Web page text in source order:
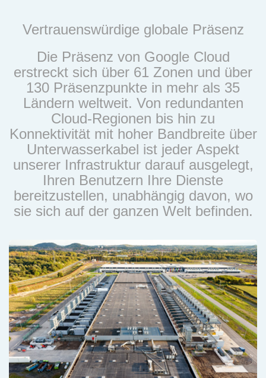
Vertrauenswürdige globale Präsenz
Die Präsenz von Google Cloud
erstreckt sich über 61 Zonen und über
130 Präsenzpunkte in mehr als 35
Ländern weltweit. Von redundanten
Cloud-Regionen bis hin zu
Konnektivität mit hoher Bandbreite über
Unterwasserkabel ist jeder Aspekt
unserer Infrastruktur darauf ausgelegt,
Ihren Benutzern Ihre Dienste
bereitzustellen, unabhängig davon, wo
sie sich auf der ganzen Welt befinden.